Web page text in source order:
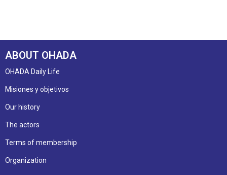
ABOUT OHADA
OHADA Daily Life
Misiones y objetivos
Our history
The actors
Terms of membership
Organization